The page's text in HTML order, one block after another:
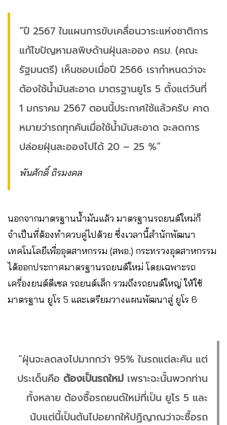
“ปี 2567 ในแผนการขับเคลื่อนวาระแห่งชาติการ
แก้ไขปัญหามลพิษด้านฝุ่นละออง ครม. (คณะ
รัฐมนตรี) เห็นชอบเมื่อปี 2566 เรากำหนดว่าจะ
ต้องใช้น้ำมันสะอาด มาตรฐานยูโร 5 ตั้งแต่วันที่
1 มกราคม 2567 ตอนนี้ประกาศใช้แล้วครับ คาด
หมายว่ารถทุกคันเมื่อใช้น้ำมันสะอาด จะลดการ
ปล่อยฝุ่นละอองไปได้ 20 – 25 %”
พันศักดิ์ ถิรมงคล
นอกจากมาตรฐานน้ำมันแล้ว มาตรฐานรถยนต์ใหม่ก็
จำเป็นที่ต้องทำควบคู่ไปด้วย ซึ่งเวลานี้สำนักพัฒนา
เทคโนโลยีเพื่ออุตสาหกรรม (สพอ.) กระทรวงอุตสาหกรรม
ได้ออกประกาศมาตรฐานรถยนต์ใหม่ โดยเฉพาะรถ
เครื่องยนต์ดีเซล รถยนต์เล็ก รวมถึงรถยนต์ใหญ่ ให้ใช้
มาตรฐาน ยูโร 5 และเตรียมวางแผนพัฒนาสู่ ยูโร 6
“ฝุ่นจะลดลงไปมากกว่า 95% ในรถแต่ละคัน แต่
ประเด็นคือ ต้องเป็นรถใหม่ เพราะฉะนั้นพวกท่าน
ทั้งหลาย ต้องซื้อรถยนต์ใหม่ที่เป็น ยูโร 5 และ
นับแต่นี้เป็นต้นไปอยากให้ปฏิญาณว่าจะซื้อรถ